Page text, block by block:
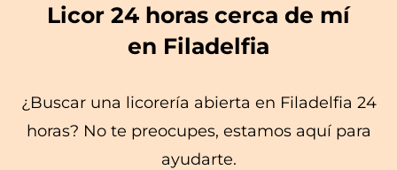
Licor 24 horas cerca de mí
en Filadelfia
¿Buscar una licorería abierta en Filadelfia 24
horas? No te preocupes, estamos aquí para
ayudarte.